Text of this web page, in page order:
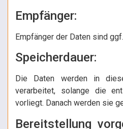
Empfänger:
Empfänger der Daten sind
Speicherdauer:
Die Daten werden in
verarbeitet, solange die
vorliegt. Danach werden sie
Bereitstellung